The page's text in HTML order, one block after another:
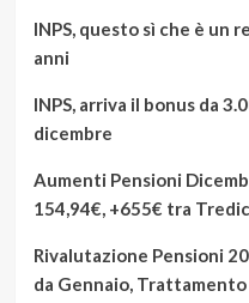
INPS, questo sì che è un
anni
INPS, arriva il bonus da
dicembre
Aumenti Pensioni
154,94€, +655€ tra
Rivalutazione Pensioni
da Gennaio,